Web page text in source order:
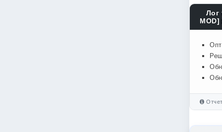
Лог
MOD]